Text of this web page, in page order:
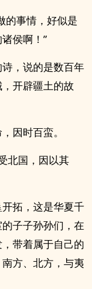
的事情，好似是
侯啊！”
，说的是数百年
开辟疆土的故
因时百蛮。
北国，因以其
拓，这是华夏千
子子孙孙们，在
带着属于自己的
方、北方，与夷